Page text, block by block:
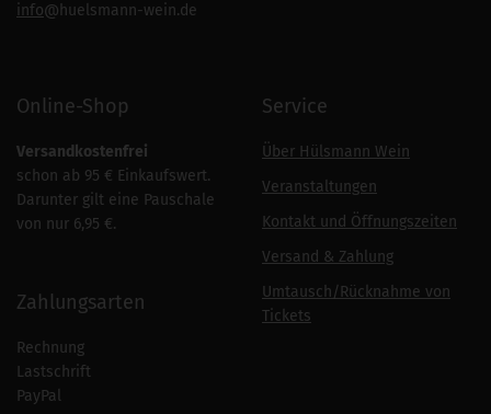
info@huelsmann-wein.de
Online-Shop
Versandkostenfrei
schon ab 95 € Einkaufswert.
Darunter gilt eine Pauschale
von nur 6,95 €.
Zahlungsarten
Rechnung
Lastschrift
PayPal
Service
Über Hülsmann Wein
Veranstaltungen
Kontakt und Öffnungszeiten
Versand & Zahlung
Umtausch/Rücknahme von
Tickets